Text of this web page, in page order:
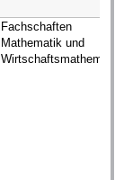
Fachschaften
Mathematik und
Wirtschaftsmathematik